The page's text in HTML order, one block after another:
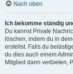
Nach oben
Ich bekomme ständig
Du kannst Private
löschen, indem du in
erstellst. Falls du
du dies auch einem
Mitglied dann verbieten,